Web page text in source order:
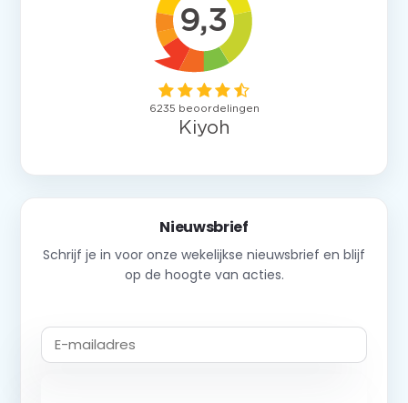
Nieuwsbrief
Schrijf je in voor onze wekelijkse nieuwsbrief en blijf
op de hoogte van acties.